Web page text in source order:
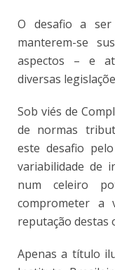
O desafio a
manterem-se
aspectos – e
diversas
Sob viés de
de normas
este desafio
variabilidade de
num celeiro
comprometer a
reputação destas
Apenas a título